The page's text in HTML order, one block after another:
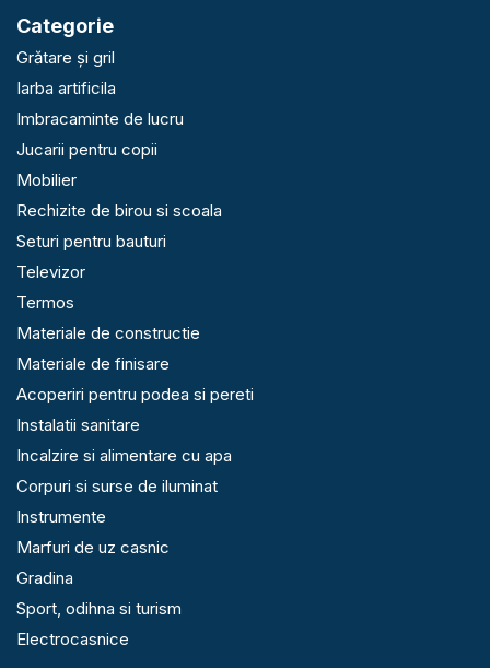
Categorie
Grătare și gril
Iarba artificila
Imbracaminte de lucru
Jucarii pentru copii
Mobilier
Rechizite de birou si scoala
Seturi pentru bauturi
Televizor
Termos
Materiale de constructie
Materiale de finisare
Acoperiri pentru podea si pereti
Instalatii sanitare
Incalzire si alimentare cu apa
Corpuri si surse de iluminat
Instrumente
Marfuri de uz casnic
Gradina
Sport, odihna si turism
Electrocasnice